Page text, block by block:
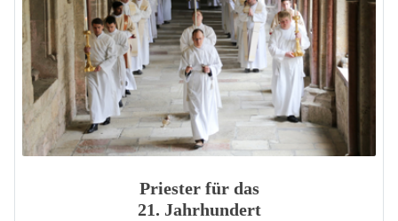
Priester für das
21. Jahrhundert